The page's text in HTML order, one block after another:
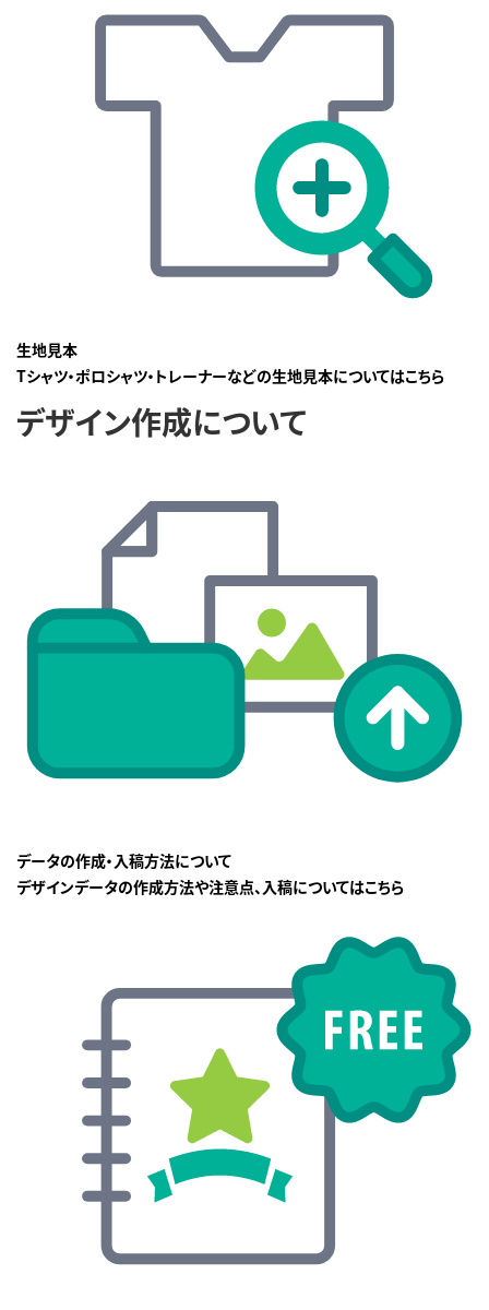
生地見本
Tシャツ・ポロシャツ・トレーナーなどの生地見本についてはこちら
デザイン作成について
データの作成・入稿方法について
デザインデータの作成方法や注意点、入稿についてはこちら